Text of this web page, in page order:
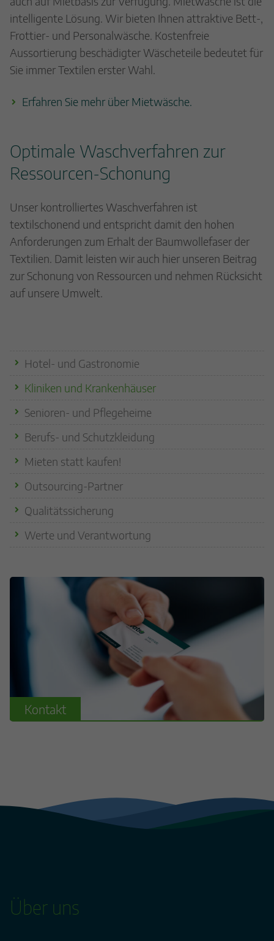
intelligente Lösung. Wir bieten Ihnen attraktive Bett-,
Frottier- und Personalwäsche. Kostenfreie
Aussortierung beschädigter Wäscheteile bedeutet für
Sie immer Textilen erster Wahl.
Erfahren Sie mehr über Mietwäsche.
Optimale Waschverfahren zur
Ressourcen-Schonung
Unser kontrolliertes Waschverfahren ist
textilschonend und entspricht damit den hohen
Anforderungen zum Erhalt der Baumwollefaser der
Textilien. Damit leisten wir auch hier unseren Beitrag
zur Schonung von Ressourcen und nehmen Rücksicht
auf unsere Umwelt.
Quicklinks
Hotel- und Gastronomie
Kliniken und Krankenhäuser
Senioren- und Pflegeheime
Berufs- und Schutzkleidung
Mieten statt kaufen!
Outsourcing-Partner
Qualitätssicherung
Werte und Verantwortung
Kontakt
Über uns